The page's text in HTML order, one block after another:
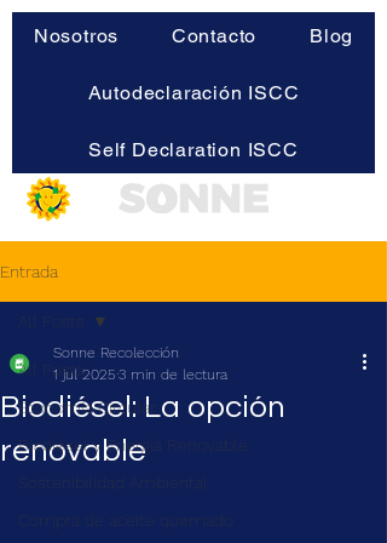
Nosotros Contacto Blog
Autodeclaración ISCC
Self Declaration ISCC
Entrada
All Posts
Economía Circular
Biodiésel y Energía Renovable
Biodiésel: La opción
renovable
Sonne Recolección
1 jul 2025 3 min de lectura